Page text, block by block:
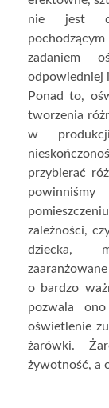
nie jest
zadaniem
odpowiedniej
Ponad to,
tworzenia
w
przybierać
zależności,
dziecka,
o bardzo
pozwala
oświetlenie
żarówki.
żywotność, a